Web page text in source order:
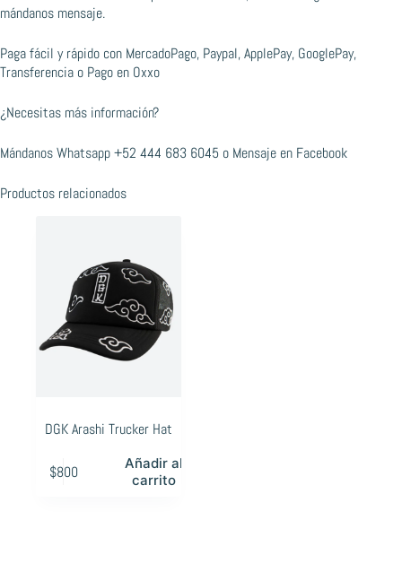
mándanos mensaje.
Paga fácil y rápido con MercadoPago, Paypal, ApplePay, GooglePay,
Transferencia o Pago en Oxxo
¿Necesitas más información?
Mándanos Whatsapp+52 444 683 6045 o Mensaje en Facebook
Productos relacionados
DGK Arashi Trucker Hat
$800
Añadir al
carrito